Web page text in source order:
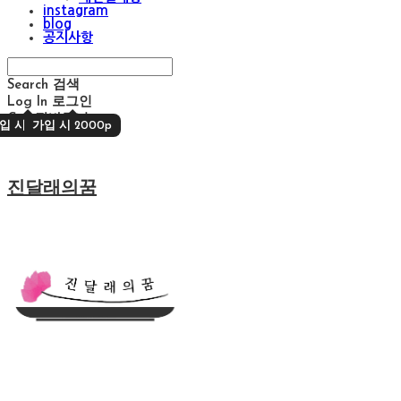
instagram
blog
공지사항
Search 검색
Log In
시 2000p
로그인
가입 시 2000p
Cart장바구니
진달래의꿈